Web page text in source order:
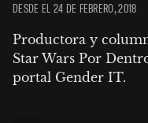
DESDE EL 24 DE FEBRERO, 2018
Productora y
Star Wars Por
portal Gender IT.